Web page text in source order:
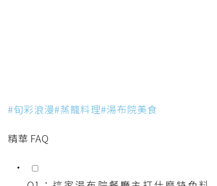
#旬彩浪漫#蒸籠料理#湯布院美食
精華 FAQ